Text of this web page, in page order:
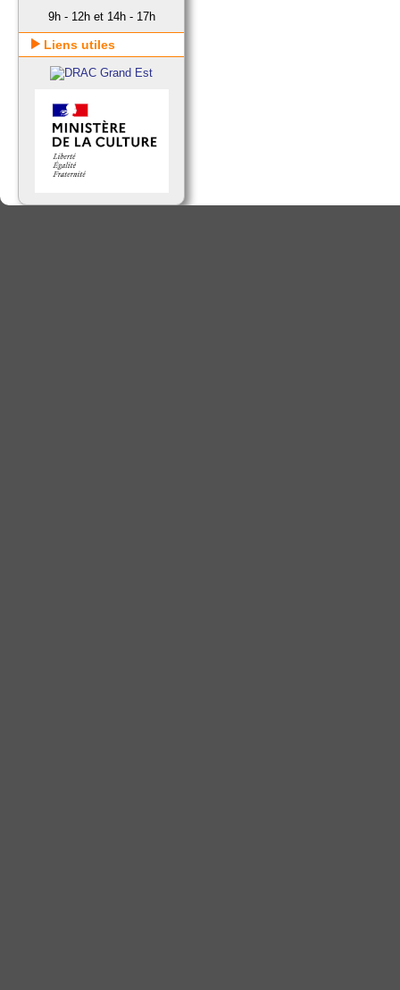
9h - 12h et 14h - 17h
Liens utiles